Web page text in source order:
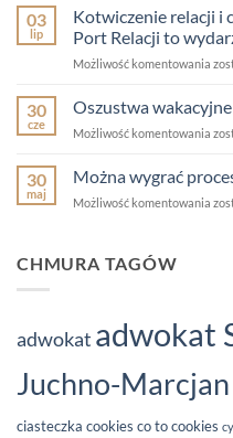
ten
–
nie
03
lip
Kotwiczenie relacji i
Port Relacji to
Możliwość komentowania
30
cze
Oszustwa
Możliwość komentowania
30
maj
Można wygrać
Możliwość komentowania
CHMURA TAGÓW
adwokat adwokat
Juchno-Marcjan
ciasteczka cookies co to cookies